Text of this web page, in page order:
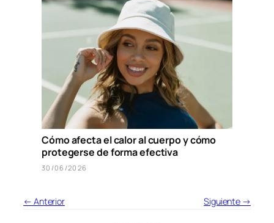
Cómo afecta el calor al cuerpo y cómo
protegerse de forma efectiva
30/06/2026
← Anterior Siguiente →